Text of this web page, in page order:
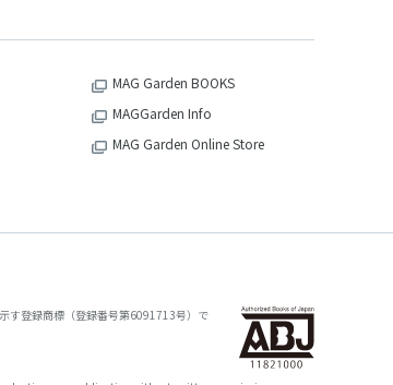
MAG Garden BOOKS
MAGGarden Info
MAG Garden Online Store
す登録商標（登録番号第6091713号）で